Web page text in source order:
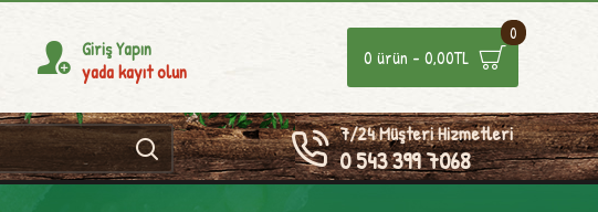
Giriş Yapın
yada kayıt olun
0 ürün - 0,00TL
0
7/24 Müşteri Hizmetleri
0 543 399 7068